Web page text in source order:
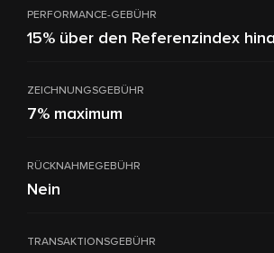
PERFORMANCE-GEBÜHR
15% über den Referenzindex
ZEICHNUNGSGEBÜHR
7% maximum
RÜCKNAHMEGEBÜHR
Nein
TRANSAKTIONSGEBÜHR